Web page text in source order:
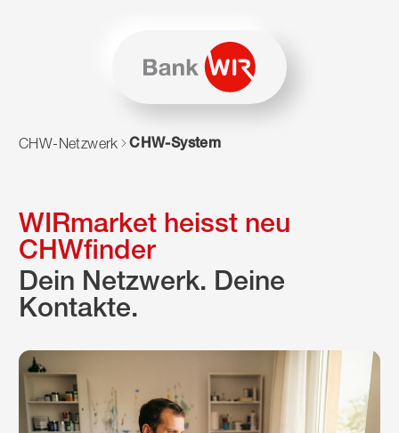
Zum Navigieren dieser Seite wird JavaScript benötigt.
CHW-Netzwerk CHW-System
WIRmarket heisst neu
CHWfinder
Dein Netzwerk. Deine
Kontakte.